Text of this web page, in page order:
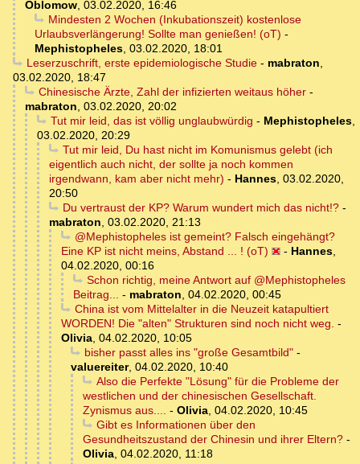
Oblomow, 03.02.2020, 16:46
Mindesten 2 Wochen (Inkubationszeit) kostenlose
Urlaubsverlängerung! Sollte man genießen! (oT) -
Mephistopheles, 03.02.2020, 18:01
Leserzuschrift, erste epidemiologische Studie- mabraton,
03.02.2020, 18:47
Chinesische Ärzte, Zahl der infizierten weitaus höher-
mabraton, 03.02.2020, 20:02
Tut mir leid, das ist völlig unglaubwürdig - Mephistopheles,
03.02.2020, 20:29
Tut mir leid, Du hast nicht im Komunismus gelebt (ich
eigentlich auch nicht, der sollte ja noch kommen
irgendwann, kam aber nicht mehr) - Hannes, 03.02.2020,
20:50
Du vertraust der KP? Warum wundert mich das nicht!?-
mabraton, 03.02.2020, 21:13
@Mephistopheles ist gemeint? Falsch eingehängt?
Eine KP ist nicht meins, Abstand ... ! (oT)
- Hannes,
04.02.2020, 00:16
Schon richtig, meine Antwort auf @Mephistopheles
Beitrag... - mabraton, 04.02.2020, 00:45
China ist vom Mittelalter in die Neuzeit katapultiert
WORDEN! Die "alten" Strukturen sind noch nicht weg. -
Olivia, 04.02.2020, 10:05
bisher passt alles ins "große Gesamtbild"-
valuereiter, 04.02.2020, 10:40
Also die Perfekte "Lösung" für die Probleme der
westlichen und der chinesischen Gesellschaft.
Zynismus aus.... - Olivia, 04.02.2020, 10:45
Gibt es Informationen über den
Gesundheitszustand der Chinesin und ihrer Eltern? -
Olivia, 04.02.2020, 11:18